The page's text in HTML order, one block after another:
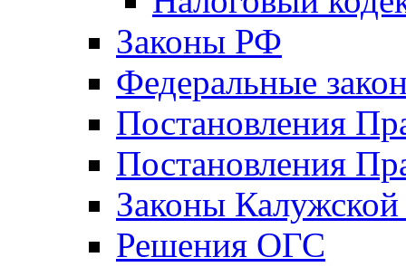
Законы РФ
Федеральные
Постановления
Постановления
Законы Калужской
Решения ОГС